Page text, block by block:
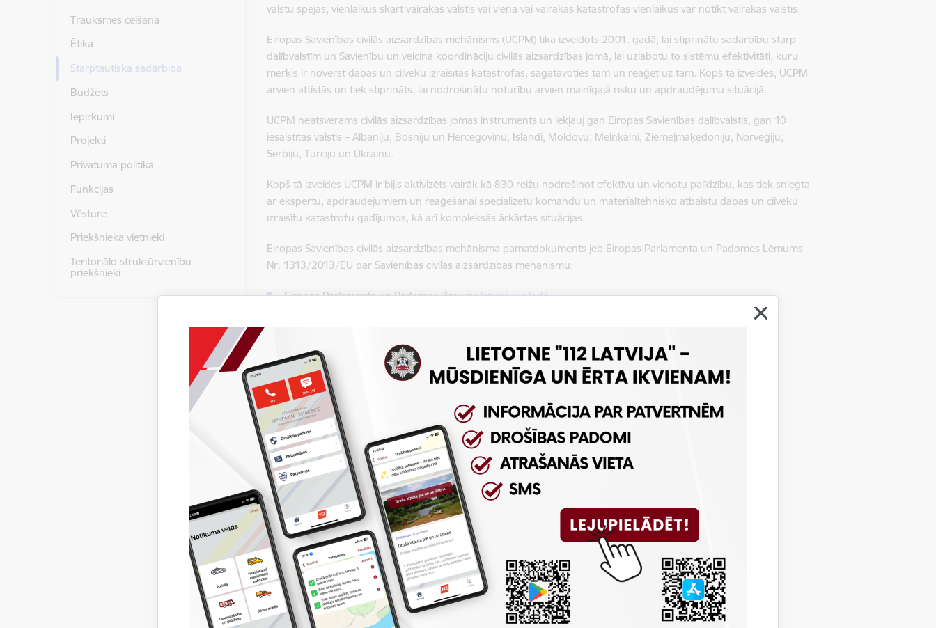
Trauksmes celšana
Ētika
Starptautiskā sadarbība
Budžets
Iepirkumi
Projekti
Privātuma politika
Funkcijas
Vēsture
Priekšnieka vietnieki
Teritoriālo struktūrvienību
priekšnieki
valstu spējas, vienlaikus skart vairākas valstis vai viena vai vairākas katastrofas vienlaikus var notikt vairākās valstīs.
Eiropas Savienības civilās aizsardzības mehānisms (UCPM) tika izveidots 2001. gadā, lai stiprinātu sadarbību starp
dalībvalstīm un Savienību un veicina koordināciju civilās aizsardzības jomā, lai uzlabotu to sistēmu efektivitāti, kuru
mērķis ir novērst dabas un cilvēku izraisītas katastrofas, sagatavoties tām un reaģēt uz tām. Kopš tā izveides, UCPM
arvien attīstās un tiek stiprināts, lai nodrošinātu noturību arvien mainīgajā risku un apdraudējumu situācijā.
UCPM neatsverams civilās aizsardzības jomas instruments un iekļauj gan Eiropas Savienības dalībvalstis, gan 10
iesaistītās valstis – Albāniju, Bosniju un Hercegovinu, Islandi, Moldovu, Melnkalni, Ziemeļmaķedoniju, Norvēģiju,
Serbiju, Turciju un Ukrainu.
Kopš tā izveides UCPM ir bijis aktivizēts vairāk kā 830 reižu nodrošinot efektīvu un vienotu palīdzību, kas tiek sniegta
ar ekspertu, apdraudējumiem un reaģēšanai specializētu komandu un materiāltehnisko atbalstu dabas un cilvēku
izraisītu katastrofu gadījumos, kā arī kompleksās ārkārtas situācijas.
Eiropas Savienības civilās aizsardzības mehānisma pamatdokuments jeb Eiropas Parlamenta un Padomes Lēmums
Nr. 1313/2013/EU par Savienības civilās aizsardzības mehānismu:
Eiropas Parlamenta un Padomes lēmumslatviešu valodā
VUGD pārstāv valsts intereses ekspertu līmenī sekojošos Eiropas Savienības
formātos
Eiropas Savienības Padomes Civilās aizsardzības jautājumu darba grupa (PROCIV)
Eiropas Komisijas Civilās aizsardzības komiteja (CPC)
Eiropas Savienības civilās aizsardzības zināšanu tīkla (UCPKN) valde
Eiropas Komisijas darba un ekspertu grupās:
Agrīnās brīdināšanas sistēmas (EWS) ekspertu grupa
Katastrofu novēršanas un katastrofu riska pārvaldības (DPEG) ekspertu grupa
Kopīgās ārkārtējo situāciju sakaru un informācijas sistēmas (CECIS) darba grupa
Eiropas Savienības civilās aizsardzības mehānisma spēju ekspertu grupa
Ķīmisko, bioloģisko, radioloģisko un kodolmateriālu (CBRN) apdraudējumu ekspertu grupa
Nacionālo apmācību koordinatoru (NTC) darba grupa